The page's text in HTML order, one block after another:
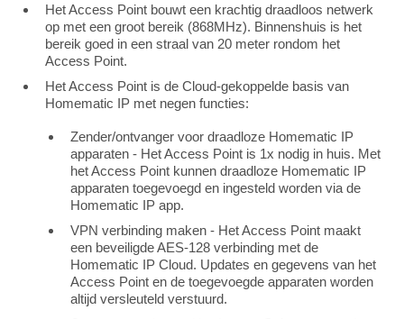
Het Access Point bouwt een krachtig draadloos netwerk
op met een groot bereik (868MHz). Binnenshuis is het
bereik goed in een straal van 20 meter rondom het
Access Point.
Het Access Point is de Cloud-gekoppelde basis van
Homematic IP met negen functies:
Zender/ontvanger voor draadloze Homematic IP
apparaten - Het Access Point is 1x nodig in huis. Met
het Access Point kunnen draadloze Homematic IP
apparaten toegevoegd en ingesteld worden via de
Homematic IP app.
VPN verbinding maken - Het Access Point maakt
een beveiligde AES-128 verbinding met de
Homematic IP Cloud. Updates en gegevens van het
Access Point en de toegevoegde apparaten worden
altijd versleuteld verstuurd.